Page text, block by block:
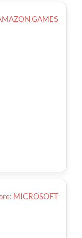
GAMES
MICROSOFT